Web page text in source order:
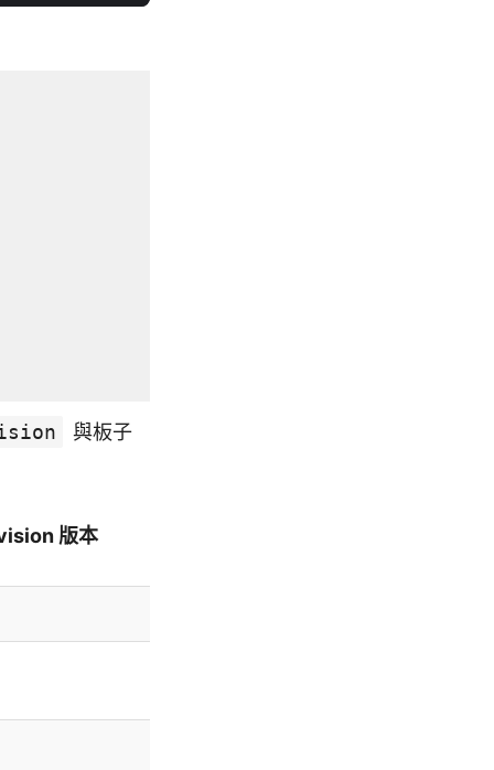
與板子
版本